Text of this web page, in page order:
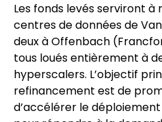
Les fonds levés serviront
centres de données de
deux à Offenbach
tous loués entièrement à
hyperscalers. L’objectif
refinancement est de
d’accélérer le